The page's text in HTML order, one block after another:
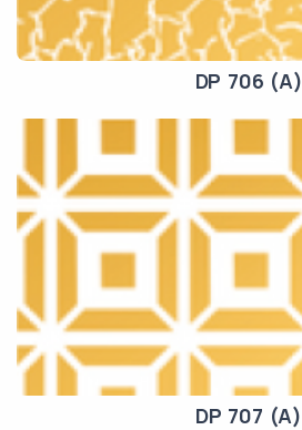
DP 706 (A)
DP 707 (A)